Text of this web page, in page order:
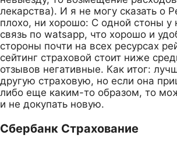
лекарства). И я не могу сказать о
плохо, ни хорошо: С одной стоны у
связь по watsapp, что хорошо и
стороны почти на всех ресурсах
сейтинг страховой стоит ниже
отзывов негативные. Как итог:
другую страховую, но если она
либо еще каким-то образом, то
и не докупать новую.
Сбербанк Страхование